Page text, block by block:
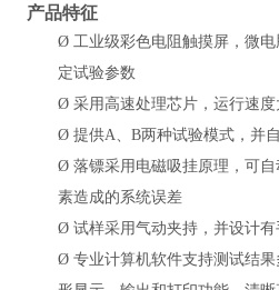
产品特征
Ø 工业级彩色电阻触摸屏，微
定试验参数
Ø 采用高速处理芯片，运行速度
Ø 提供A、B两种试验模式，并
Ø 落镖采用电磁吸挂原理，可
素造成的系统误差
Ø 试样采用气动夹持，并设计
Ø 专业计算机软件支持测试结